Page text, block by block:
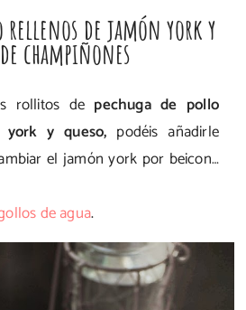
de jamón york y
champiñones
rollitos de pechuga de pollo
york y queso, podéis añadirle
el jamón york por beicon…
de agua.